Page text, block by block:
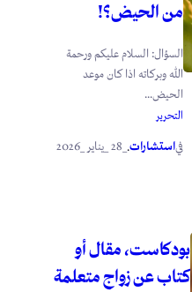
من الحيض؟!
السؤال: السلام عليكم ورحمة
الله وبركاته اذا كان موعد
الحيض...
التحرير
فياستشارات.
بودكاست، مقال أو
كتاب عن زواج متعلمة